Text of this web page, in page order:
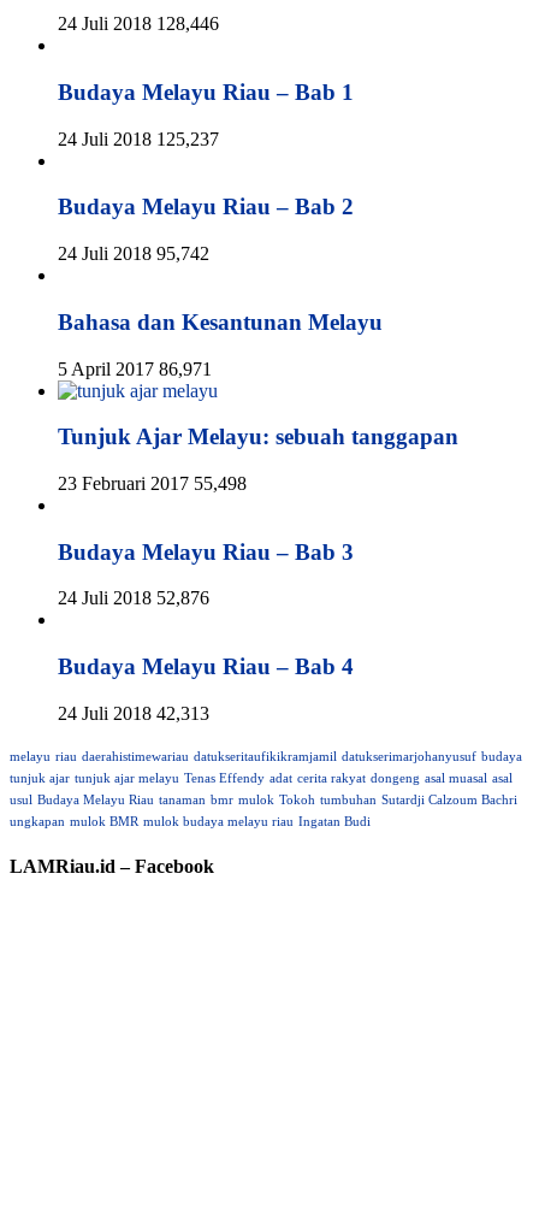
24 Juli 2018 128,446
Budaya Melayu Riau – Bab 1
24 Juli 2018 125,237
Budaya Melayu Riau – Bab 2
24 Juli 2018 95,742
Bahasa dan Kesantunan Melayu
5 April 2017 86,971
Tunjuk Ajar Melayu: sebuah tanggapan
23 Februari 2017 55,498
Budaya Melayu Riau – Bab 3
24 Juli 2018 52,876
Budaya Melayu Riau – Bab 4
24 Juli 2018 42,313
melayu riau daerahistimewariau datukseritaufikikramjamil datukserimarjohanyusuf budaya
tunjuk ajar tunjuk ajar melayu Tenas Effendy adat cerita rakyat dongeng asal muasal asal
usul Budaya Melayu Riau tanaman bmr mulok Tokoh tumbuhan Sutardji Calzoum Bachri
ungkapan mulok BMR mulok budaya melayu riau Ingatan Budi
LAMRiau.id – Facebook